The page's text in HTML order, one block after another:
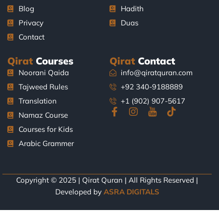
Blog
Privacy
Contact
Hadith
Duas
Qirat Courses
Noorani Qaida
Tajweed Rules
Translation
Namaz Course
Courses for Kids
Arabic Grammer
Qirat Contact
info@qiratquran.com
+92 340-9188889
+1 (902) 907-5617
F
k
-
I
a
m
J
t
u
T
Copyright © 2025 | Qirat Quran | All Rights Reserved |
Developed by ASRA DIGITALS